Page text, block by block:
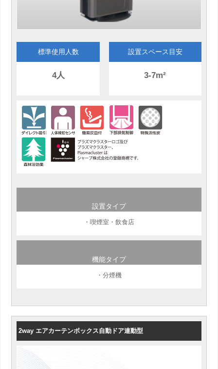
標準使用人数
4人
設置スペース目安
3-7m²
設置タイプ
・喫煙室・飲食店
機能タイプ
・分煙機
2way エアカーテンボックス自動ドア連動型